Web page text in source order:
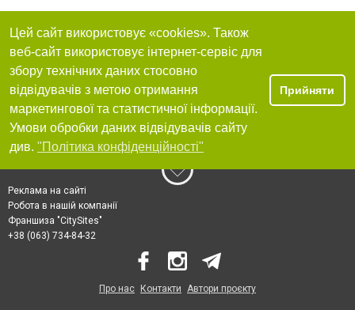
Цей сайт використовує «cookies». Також
веб-сайт використовує інтернет-сервіс для
збору технічних даних стосовно
відвідувачів з метою отримання
маркетингової та статистичної інформації.
Умови обробки даних відвідувачів сайту
див. "Політика конфіденційності"
Прийняти
Реклама на сайті
Робота в нашій компанії
Франшиза "CitySites"
+38 (063) 734-84-32
Про нас Контакти Автори проєкту